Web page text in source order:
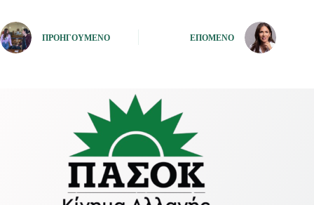
ΠΡΟΗΓΟΎΜΕΝΟ ΕΠΌΜΕΝΟ